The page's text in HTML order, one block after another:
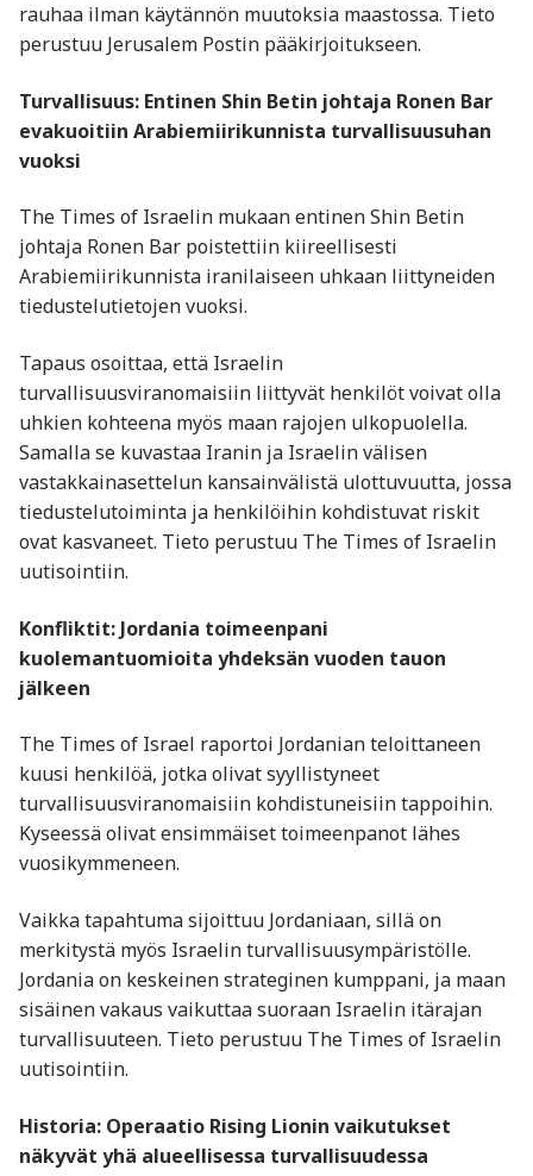
rauhaa ilman käytännön muutoksia maastossa. Tieto
perustuu Jerusalem Postin pääkirjoitukseen.
Turvallisuus: Entinen Shin Betin johtaja Ronen Bar
evakuoitiin Arabiemiirikunnista turvallisuusuhan
vuoksi
The Times of Israelin mukaan entinen Shin Betin
johtaja Ronen Bar poistettiin kiireellisesti
Arabiemiirikunnista iranilaiseen uhkaan liittyneiden
tiedustelutietojen vuoksi.
Tapaus osoittaa, että Israelin
turvallisuusviranomaisiin liittyvät henkilöt voivat olla
uhkien kohteena myös maan rajojen ulkopuolella.
Samalla se kuvastaa Iranin ja Israelin välisen
vastakkainasettelun kansainvälistä ulottuvuutta, jossa
tiedustelutoiminta ja henkilöihin kohdistuvat riskit
ovat kasvaneet. Tieto perustuu The Times of Israelin
uutisointiin.
Konfliktit: Jordania toimeenpani
kuolemantuomioita yhdeksän vuoden tauon
jälkeen
The Times of Israel raportoi Jordanian teloittaneen
kuusi henkilöä, jotka olivat syyllistyneet
turvallisuusviranomaisiin kohdistuneisiin tappoihin.
Kyseessä olivat ensimmäiset toimeenpanot lähes
vuosikymmeneen.
Vaikka tapahtuma sijoittuu Jordaniaan, sillä on
merkitystä myös Israelin turvallisuusympäristölle.
Jordania on keskeinen strateginen kumppani, ja maan
sisäinen vakaus vaikuttaa suoraan Israelin itärajan
turvallisuuteen. Tieto perustuu The Times of Israelin
uutisointiin.
Historia: Operaatio Rising Lionin vaikutukset
näkyvät yhä alueellisessa turvallisuudessa